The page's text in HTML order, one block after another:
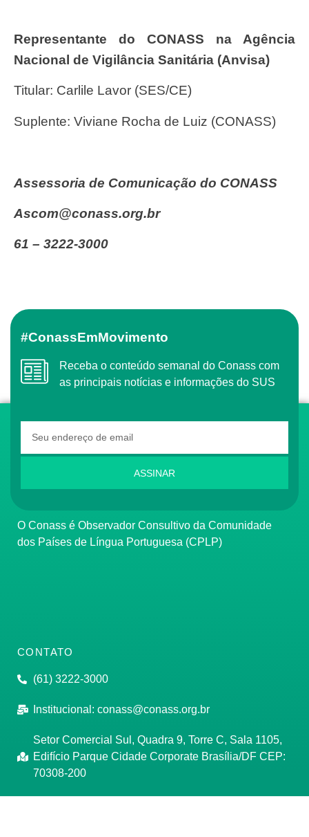
Representante do CONASS na Agência
Nacional de Vigilância Sanitária (Anvisa)
Titular: Carlile Lavor (SES/CE)
Suplente: Viviane Rocha de Luiz (CONASS)
Assessoria de Comunicação do CONASS
ascom@conass.org.br
61 – 3222-3000
#ConassEmMovimento
Receba o conteúdo semanal do Conass com
as principais notícias e informações do SUS
ASSINAR
O Conass é Observador Consultivo da Comunidade
dos Países de Língua Portuguesa (CPLP)
CONTATO
(61) 3222-3000
Institucional: conass@conass.org.br
Setor Comercial Sul, Quadra 9, Torre C, Sala 1105,
Edifício Parque Cidade Corporate Brasília/DF CEP:
70308-200